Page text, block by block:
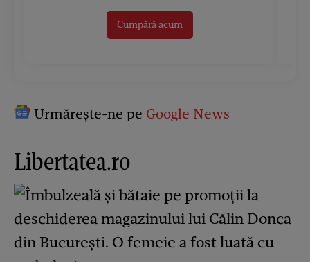
Cumpără acum
Urmărește-ne pe Google News
Libertatea.ro